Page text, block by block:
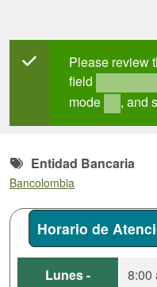
Please review
field
mode
, and
Entidad Bancaria
Bancolombia
Horario de
Lunes -
8:00